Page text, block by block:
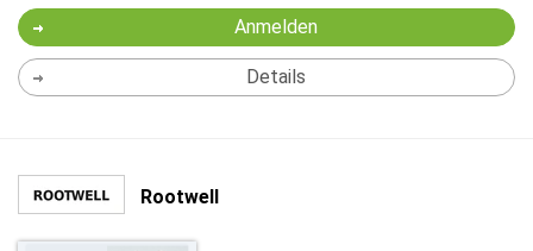
Anmelden
Details
Rootwell